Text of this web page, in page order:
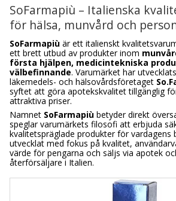
SoFarmapiù – Italienska
för hälsa, munvård och
SoFarmapiù är ett italienskt
ett brett utbud av produkter inom
första hjälpen, medicintekniska
välbefinnande. Varumärket har
läkemedels- och hälsovårdsföretaget
syftet att göra apotekskvalitet tillgänglig
attraktiva priser.
Namnet SoFarmapiù betyder direkt
speglar varumärkets filosofi att erbjuda
kvalitetspräglade produkter för vardagens
utvecklat med fokus på kvalitet,
värde för pengarna och säljs via apotek
återförsäljare i Italien.